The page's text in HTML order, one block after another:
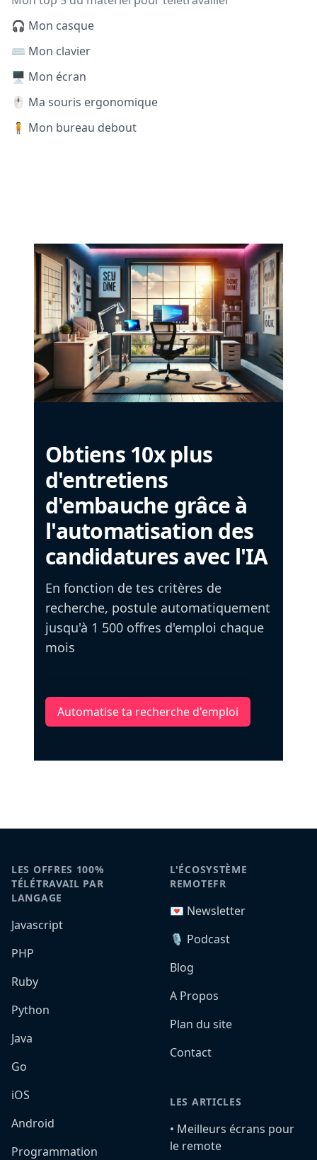
🎧 Mon casque
⌨️ Mon clavier
🖥️ Mon écran
🖱️ Ma souris ergonomique
🧍 Mon bureau debout
Obtiens 10x plus
d'entretiens
d'embauche grâce à
l'automatisation des
candidatures avec l'IA
En fonction de tes critères de
recherche, postule automatiquement
jusqu'à 1 500 offres d'emploi chaque
mois
Automatise ta recherche d'emploi
LES OFFRES 100%
TÉLÉTRAVAIL PAR
LANGAGE
Javascript
PHP
Ruby
Python
Java
Go
iOS
Android
Programmation
L'ÉCOSYSTÈME
REMOTEFR
💌 Newsletter
🎙️ Podcast
Blog
A Propos
Plan du site
Contact
LES ARTICLES
•️ Meilleurs écrans pour
le remote